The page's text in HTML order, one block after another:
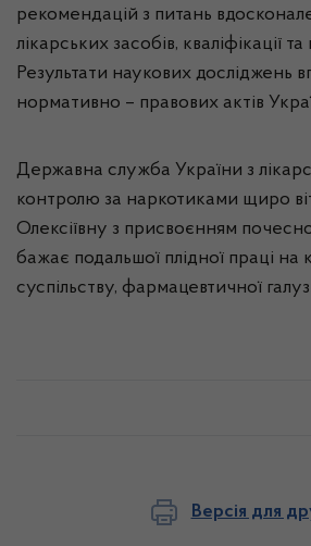
рекомендацій з питань
лікарських засобів, кваліфікації та
Результати наукових досліджень
нормативно – правових актів
Державна служба України з
контролю за наркотиками щиро
Олексіївну з присвоєнням
бажає подальшої плідної праці на
суспільству, фармацевтичної
Версія для